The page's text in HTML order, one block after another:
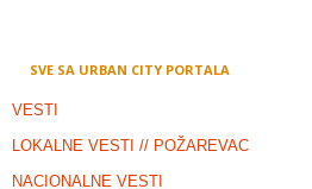
SVE SA URBAN CITY PORTALA
VESTI
LOKALNE VESTI // POŽAREVAC
NACIONALNE VESTI